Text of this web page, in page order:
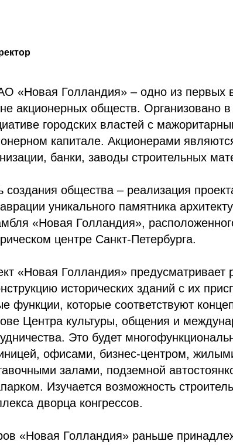
«Новая Голландия» – одно из первых
акционерных обществ. Организовано
городских властей с
капитале. Акционерами
банки, заводы строительных
создания общества – реализация
уникального памятника
«Новая Голландия»,
центре Санкт-Петербурга.
«Новая Голландия» предусматривает
исторических зданий с их
функции, которые соответствуют
Центра культуры, общения и
Это будет
офисами, бизнес-центром,
залами, подземной
Изучается возможность
дворца конгрессов.
«Новая Голландия» раньше